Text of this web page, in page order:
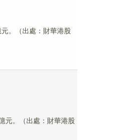
。（出處：財華港股
元。（出處：財華港股